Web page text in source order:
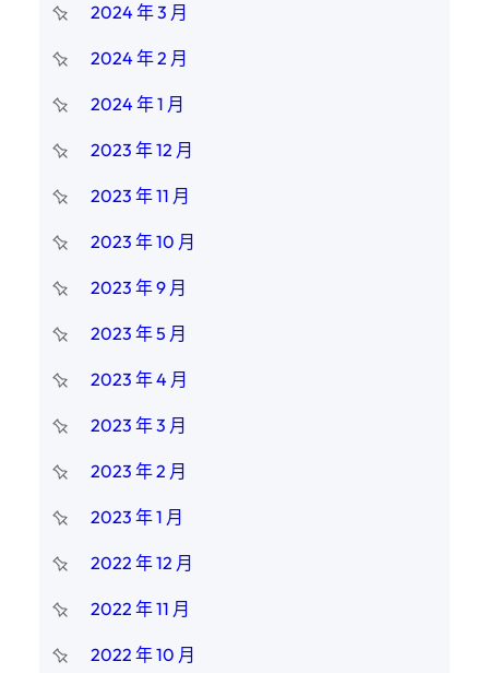
2024 年 3 月
2024 年 2 月
2024 年 1 月
2023 年 12 月
2023 年 11 月
2023 年 10 月
2023 年 9 月
2023 年 5 月
2023 年 4 月
2023 年 3 月
2023 年 2 月
2023 年 1 月
2022 年 12 月
2022 年 11 月
2022 年 10 月